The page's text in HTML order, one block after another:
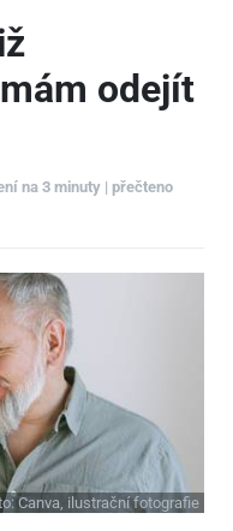
odejít
na 3 minuty | přečteno
Canva, ilustrační fotografie